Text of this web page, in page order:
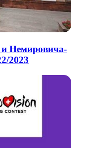
Немировича-
2023